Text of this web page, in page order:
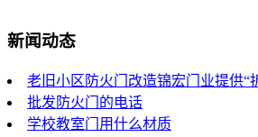
新闻动态
老旧小区防火门改造锦宏门业提供“
批发防火门的电话
学校教室门用什么材质